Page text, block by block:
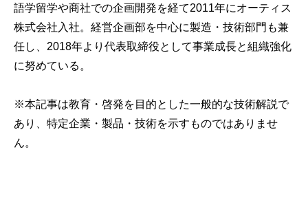
語学留学や商社での企画開発を経て2011年にオーティス
株式会社入社。経営企画部を中心に製造・技術部門も兼
任し、2018年より代表取締役として事業成長と組織強化
に努めている。
※本記事は教育・啓発を目的とした一般的な技術解説で
あり、特定企業・製品・技術を示すものではありませ
ん。